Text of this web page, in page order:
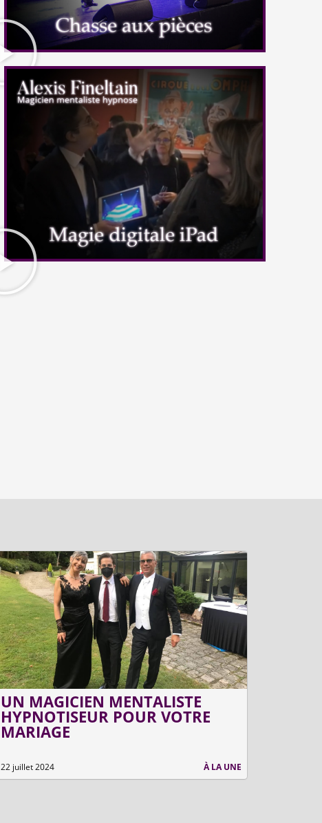
UN MAGICIEN MENTALISTE
HYPNOTISEUR POUR VOTRE
MARIAGE
22 juillet 2024 À LA UNE